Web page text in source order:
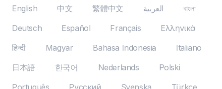
English 中文 繁體中文 العربية
বাংলা
Deutsch
Español Français
Ελληνικά
हिन्दी
Magyar Bahasa Indonesia
Italiano
日本語
한국어 Nederlands
Polski